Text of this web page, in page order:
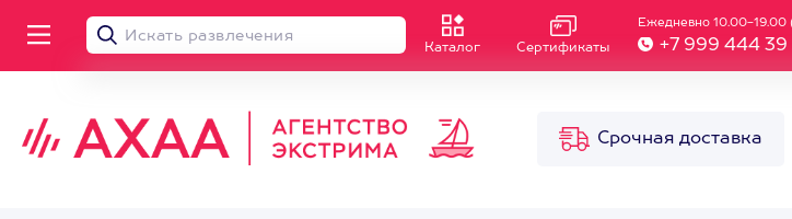
Каталог Сертификаты
Ежедневно 10.00-19.00
+7 999 444 39
Срочная доставка